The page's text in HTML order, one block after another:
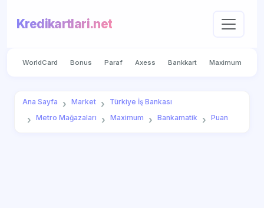
Kredikartlari.net
WorldCard Bonus Paraf Axess Bankkart Maximum
Ana Sayfa Market
Türkiye İş Bankası
Metro Mağazaları
Maximum Bankamatik Puan